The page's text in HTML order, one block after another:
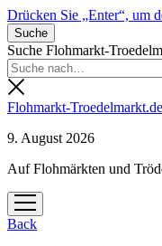
Drücken Sie „Enter“, um
Suche
Suche Flohmarkt-
Flohmarkt-Troedelmarkt.de
9. August 2026
Auf Flohmärkten und
Menü
öffnen
Back